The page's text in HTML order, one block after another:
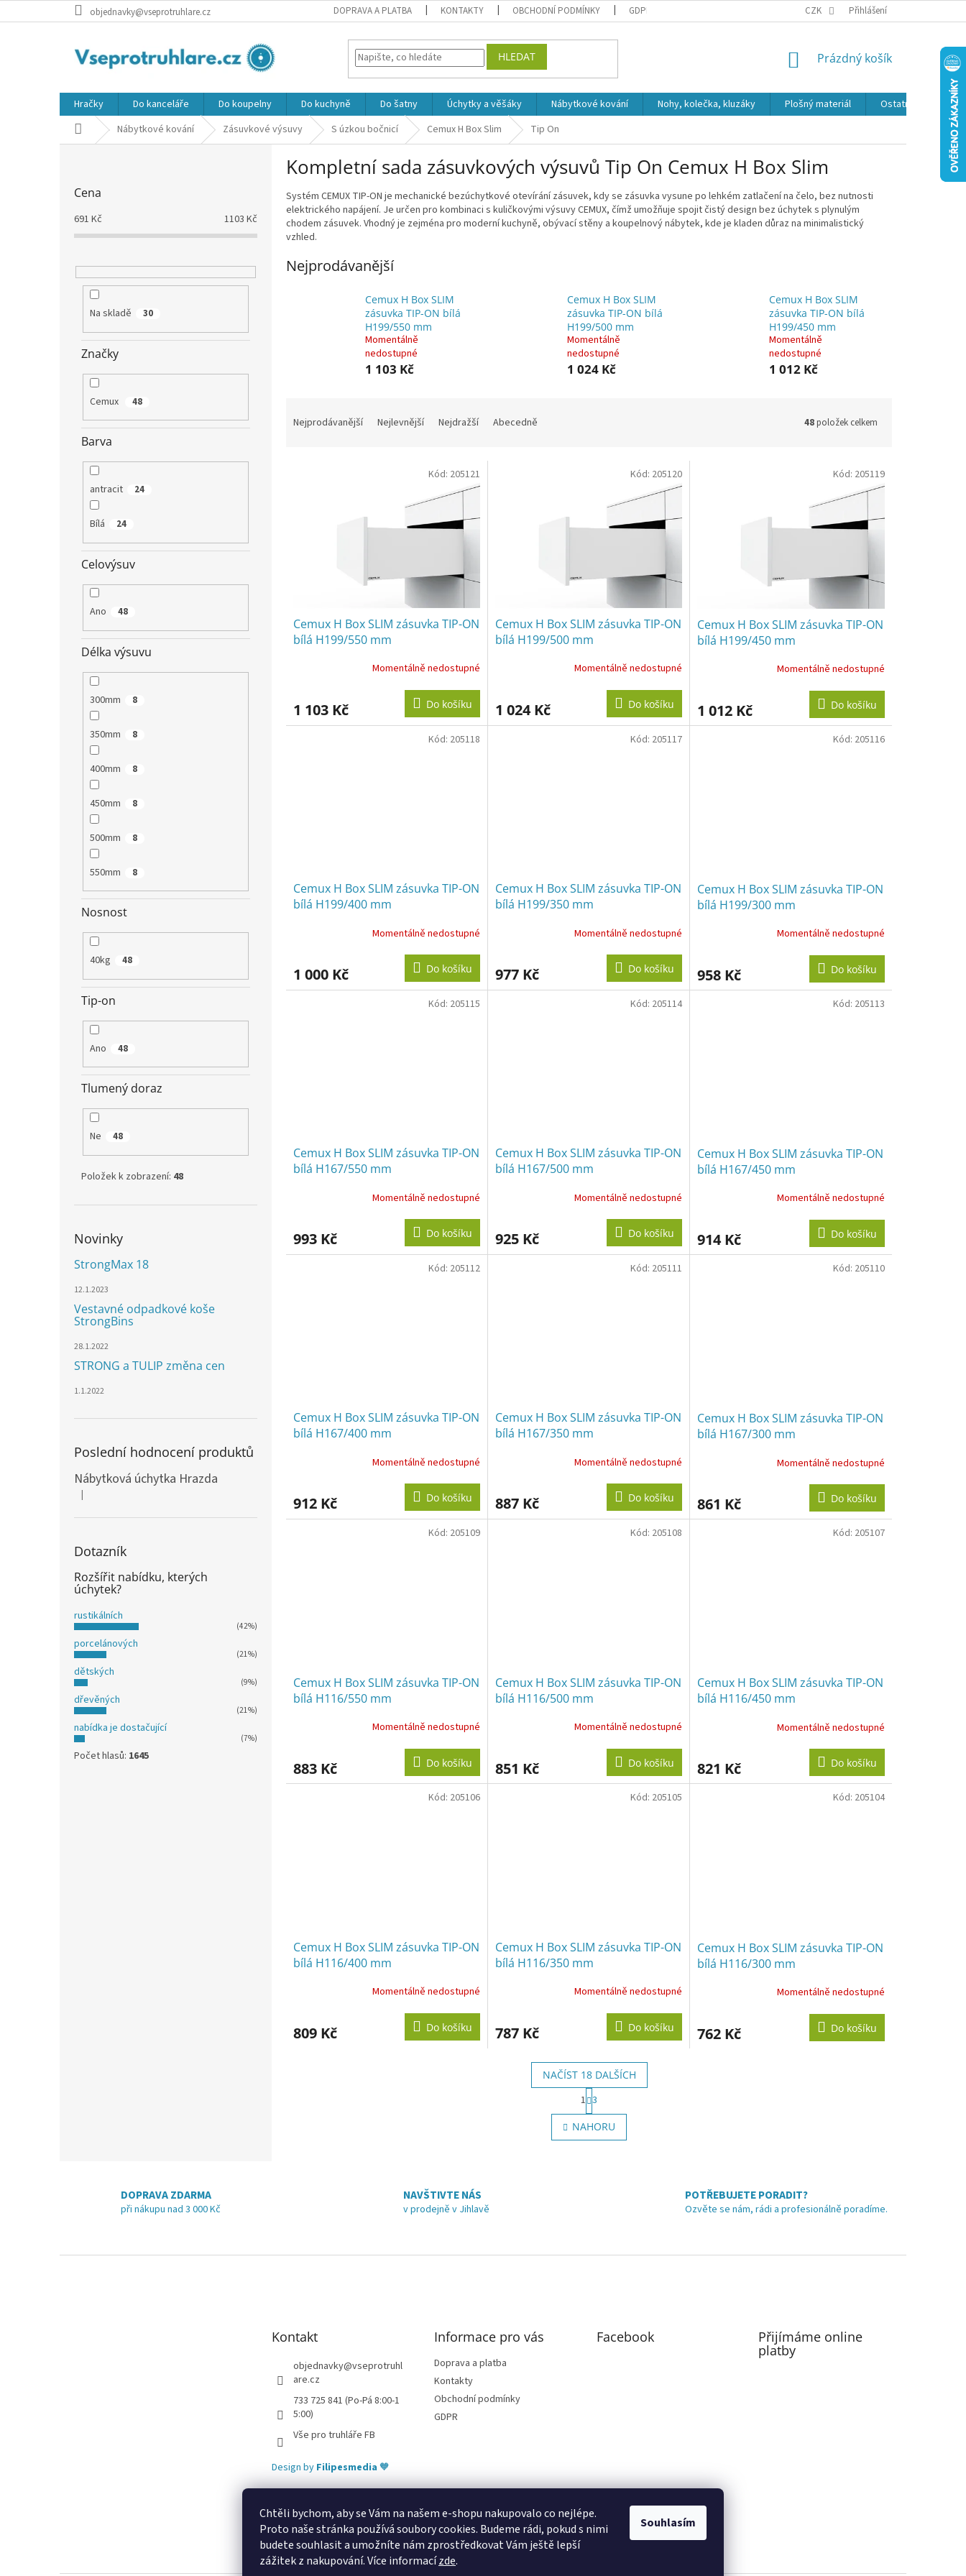
Chtěli bychom, aby se Vám na našem e-shopu nakupovalo co nejlépe.
Proto naše stránka používá soubory cookies. Budeme rádi, pokud s nimi
budete souhlasit a umožníte nám zprostředkovat Vám ještě lepší
zážitek z nakupování.Více informacízde.
Souhlasím
na
objednavky@vseprotruhlare.cz DOPRAVA A PLATBA KONTAKTY OBCHODNÍ PODMÍNKY GDPR CZK Přihlášení
HLEDAT
NÁKUPNÍ
Prázdný košík
Hračky Do kanceláře Do koupelny Do kuchyně Do šatny Úchytky a věšáky Nábytkové kování Nohy, kolečka, kluzáky Plošný materiál Ostatní
Domů Nábytkové kování Zásuvkové výsuvy S úzkou bočnicí Cemux H Box Slim Tip On
Cena
691 Kč 1103 Kč
Na skladě 30
Značky
Cemux 48
Barva
antracit 24
Bílá 24
Celovýsuv
Ano 48
Délka výsuvu
300mm 8
350mm 8
400mm 8
450mm 8
500mm 8
550mm 8
Nosnost
40kg 48
Tip-on
Ano 48
Tlumený doraz
Ne 48
Položek k zobrazení: 48
Novinky
StrongMax 18
12.1.2023
Vestavné odpadkové koše
StrongBins
28.1.2022
STRONG a TULIP změna cen
1.1.2022
Poslední hodnocení produktů
Nábytková úchytka Hrazda
Hodnocení produktu je 5 z 5 hvězdiček.
|
Dotazník
Rozšířit nabídku, kterých
úchytek?
rustikálních
(42%)
porcelánových
(21%)
dětských
(9%)
dřevěných
(21%)
nabídka je dostačující
(7%)
Počet hlasů: 1645
Kompletní sada zásuvkových výsuvů Tip On Cemux H Box Slim
Systém CEMUX TIP-ON je mechanické bezúchytkové otevírání zásuvek, kdy se zásuvka vysune po lehkém zatlačení na čelo, bez nutnosti
elektrického napájení. Je určen pro kombinaci s kuličkovými výsuvy CEMUX, čímž umožňuje spojit čistý design bez úchytek s plynulým
chodem zásuvek. Vhodný je zejména pro moderní kuchyně, obývací stěny a koupelnový nábytek, kde je kladen důraz na minimalistický
vzhled.
Nejprodávanější
Cemux H Box SLIM
zásuvka TIP-ON bílá
H199/550 mm
Momentálně
nedostupné
1 103 Kč
Cemux H Box SLIM
zásuvka TIP-ON bílá
H199/500 mm
Momentálně
nedostupné
1 024 Kč
Cemux H Box SLIM
zásuvka TIP-ON bílá
H199/450 mm
Momentálně
nedostupné
1 012 Kč
Nejprodávanější Nejlevnější Nejdražší Abecedně 48položek celkem
Cemux H Box SLIM zásuvka TIP-ON
bílá H199/550 mm
Momentálně nedostupné
1 103 Kč Do košíku
Kód: 205121
Cemux H Box SLIM zásuvka TIP-ON
bílá H199/500 mm
Momentálně nedostupné
1 024 Kč Do košíku
Kód: 205120
Cemux H Box SLIM zásuvka TIP-ON
bílá H199/450 mm
Momentálně nedostupné
1 012 Kč Do košíku
Kód: 205119
Cemux H Box SLIM zásuvka TIP-ON
bílá H199/400 mm
Momentálně nedostupné
1 000 Kč Do košíku
Kód: 205118
Cemux H Box SLIM zásuvka TIP-ON
bílá H199/350 mm
Momentálně nedostupné
977 Kč Do košíku
Kód: 205117
Cemux H Box SLIM zásuvka TIP-ON
bílá H199/300 mm
Momentálně nedostupné
958 Kč Do košíku
Kód: 205116
Cemux H Box SLIM zásuvka TIP-ON
bílá H167/550 mm
Momentálně nedostupné
993 Kč Do košíku
Kód: 205115
Cemux H Box SLIM zásuvka TIP-ON
bílá H167/500 mm
Momentálně nedostupné
925 Kč Do košíku
Kód: 205114
Cemux H Box SLIM zásuvka TIP-ON
bílá H167/450 mm
Momentálně nedostupné
914 Kč Do košíku
Kód: 205113
Cemux H Box SLIM zásuvka TIP-ON
bílá H167/400 mm
Momentálně nedostupné
912 Kč Do košíku
Kód: 205112
Cemux H Box SLIM zásuvka TIP-ON
bílá H167/350 mm
Momentálně nedostupné
887 Kč Do košíku
Kód: 205111
Cemux H Box SLIM zásuvka TIP-ON
bílá H167/300 mm
Momentálně nedostupné
861 Kč Do košíku
Kód: 205110
Cemux H Box SLIM zásuvka TIP-ON
bílá H116/550 mm
Momentálně nedostupné
883 Kč Do košíku
Kód: 205109
Cemux H Box SLIM zásuvka TIP-ON
bílá H116/500 mm
Momentálně nedostupné
851 Kč Do košíku
Kód: 205108
Cemux H Box SLIM zásuvka TIP-ON
bílá H116/450 mm
Momentálně nedostupné
821 Kč Do košíku
Kód: 205107
Cemux H Box SLIM zásuvka TIP-ON
bílá H116/400 mm
Momentálně nedostupné
809 Kč Do košíku
Kód: 205106
Cemux H Box SLIM zásuvka TIP-ON
bílá H116/350 mm
Momentálně nedostupné
787 Kč Do košíku
Kód: 205105
Cemux H Box SLIM zásuvka TIP-ON
bílá H116/300 mm
Momentálně nedostupné
762 Kč Do košíku
Kód: 205104
O
v
l
k
NAČÍST 18 DALŠÍCH
S
t
r
á
n
1 3
NAHORU
DOPRAVA ZDARMA
při nákupu nad 3 000 Kč
NAVŠTIVTE NÁS
v prodejně v Jihlavě
POTŘEBUJETE PORADIT?
Ozvěte se nám, rádi a profesionálně poradíme.
Kontakt
objednavky@vseprotruhl
are.cz
733 725 841 (Po-Pá 8:00-1
5:00)
Vše pro truhláře FB
Informace pro vás
Doprava a platba
Kontakty
Obchodní podmínky
GDPR
Facebook Přijímáme online
platby
Design by Filipesmedia🧡
Lekva nábytek ubytování pod Pálavou kování Tulip úchytky Gamet úchytky Siro Blum - perfecting motion